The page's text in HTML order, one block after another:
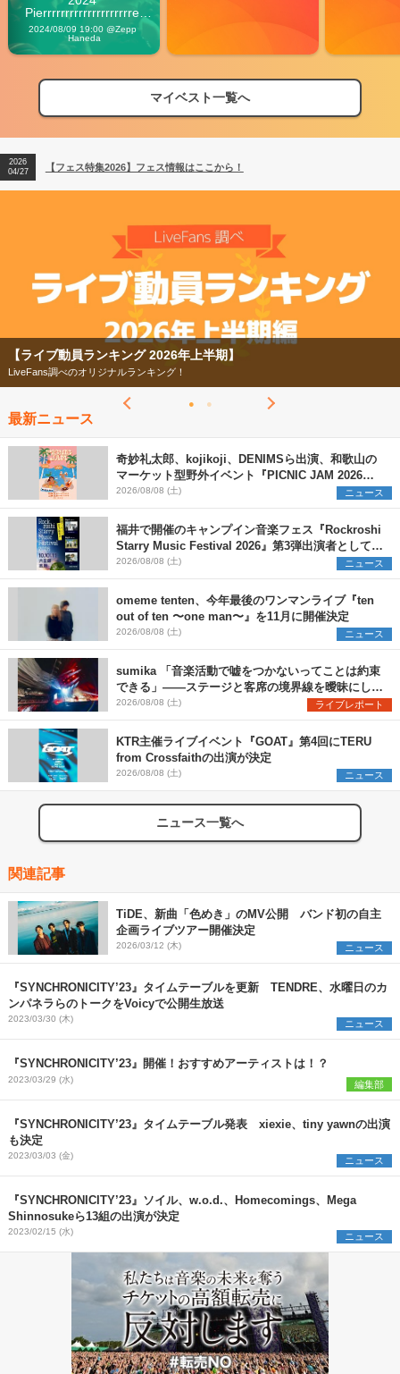
Pierrrrrrrrrrrrrrrrrrrre
Vibes
2024/08/09 19:00 @Zepp
Haneda
マイベスト一覧へ
【フェス特集2026】フェス情報はここから！
【ライブ動員ランキング】2026年上半期編発表！
2026
04/27
【フェス特集2026】フェス情報はここから！
2026
【フェス特集2026】
今年もフェスの季節がやってきた！
最新ニュース
奇妙礼太郎、kojikoji、DENIMSら出演、和歌山の
マーケット型野外イベント『PICNIC JAM 2026』
早割チケット発売開始
2026/08/08 (土) ニュース
福井で開催のキャンプイン音楽フェス『Rockroshi
Starry Music Festival 2026』第3弾出演者として
SCOOBIE DO、かりゆし58、Reiを発表
2026/08/08 (土) ニュース
omeme tenten、今年最後のワンマンライブ『ten
out of ten 〜one man〜』を11月に開催決定
2026/08/08 (土) ニュース
sumika 「音楽活動で嘘をつかないってことは約束
できる」――ステージと客席の境界線を曖昧にし
た、ツアーファイナル武道館公演レポート
2026/08/08 (土) ライブレポート
KTR主催ライブイベント『GOAT』第4回にTERU
from Crossfaithの出演が決定
2026/08/08 (土) ニュース
ニュース一覧へ
関連記事
TiDE、新曲「色めき」のMV公開 バンド初の自主
企画ライブツアー開催決定
2026/03/12 (木) ニュース
『SYNCHRONICITY’23』タイムテーブルを更新 TENDRE、水曜日のカ
ンパネラらのトークをVoicyで公開生放送
2023/03/30 (木) ニュース
『SYNCHRONICITY’23』開催！おすすめアーティストは！？
2023/03/29 (水) 編集部
『SYNCHRONICITY’23』タイムテーブル発表 xiexie、tiny yawnの出演
も決定
2023/03/03 (金) ニュース
『SYNCHRONICITY’23』ソイル、w.o.d.、Homecomings、Mega
Shinnosukeら13組の出演が決定
2023/02/15 (水) ニュース